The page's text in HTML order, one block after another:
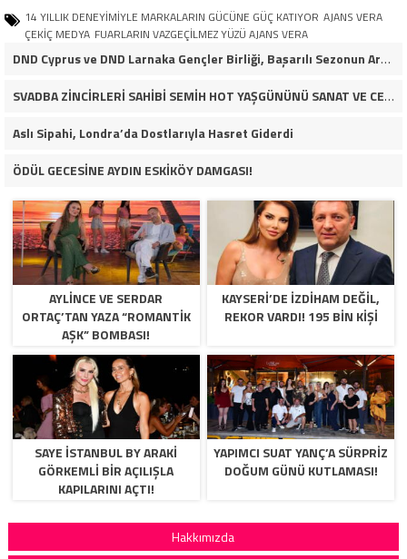
14 YILLIK DENEYİMİYLE MARKALARIN GÜCÜNE GÜÇ KATIYOR AJANS VERA
ÇEKİÇ MEDYA FUARLARIN VAZGEÇİLMEZ YÜZÜ AJANS VERA
DND Cyprus ve DND Larnaka Gençler Birliği, Başarılı Sezonun Ardından İskele Belediyesi’nde Bir Araya Geldi
SVADBA ZİNCİRLERİ SAHİBİ SEMİH HOT YAŞGÜNÜNÜ SANAT VE CEMİYET DÜNYASININ ÜNLÜ İSİMLERİYLE KUTLADI!
Aslı Sipahi, Londra’da Dostlarıyla Hasret Giderdi
ÖDÜL GECESİNE AYDIN ESKİKÖY DAMGASI!
AYLİNCE VE SERDAR
ORTAÇ’TAN YAZA “ROMANTİK
AŞK” BOMBASI!
KAYSERİ’DE İZDİHAM DEĞİL,
REKOR VARDI! 195 BİN KİŞİ
SAYE İSTANBUL BY ARAKİ
GÖRKEMLİ BİR AÇILIŞLA
KAPILARINI AÇTI!
YAPIMCI SUAT YANÇ’A SÜRPRIZ
DOĞUM GÜNÜ KUTLAMASI!
Hakkımızda